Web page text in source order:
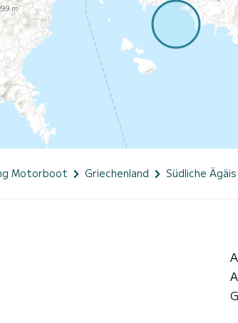
Motorboot Griechenland Südliche Ägäis